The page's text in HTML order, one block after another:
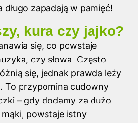
zapadają w pamięć!
kura czy jajko?
się, co powstaje
czy słowa. Często
się, jednak prawda leży
To przypomina cudowny
– gdy dodamy za dużo
mąki, powstaje istny